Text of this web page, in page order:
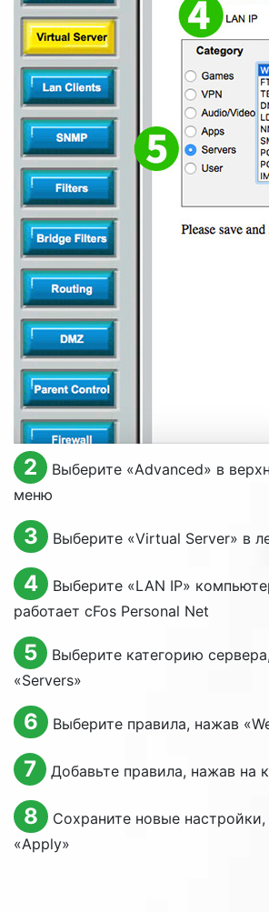
2 Выберите «Advanced» в
меню
3 Выберите «Virtual Server» в
4 Выберите «LAN IP»
работает cFos Personal Net
5
Выберите категорию
«Servers»
6 Выберите правила, нажав «
7 Добавьте правила, нажав на
8
Сохраните новые
«Apply»